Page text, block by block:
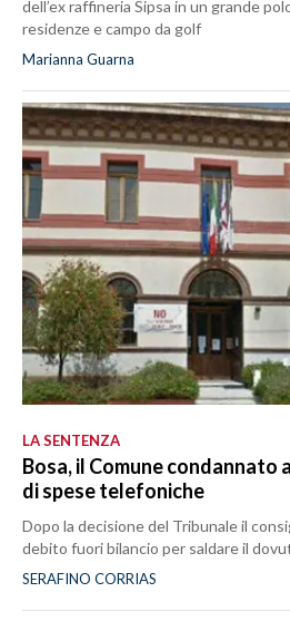
dell’ex raffineria Sipsa in un grande
residenze e campo da golf
Marianna Guarna
LA SENTENZA
Bosa, il Comune condannato
di spese telefoniche
Dopo la decisione del Tribunale il
debito fuori bilancio per saldare il
SERAFINO CORRIAS